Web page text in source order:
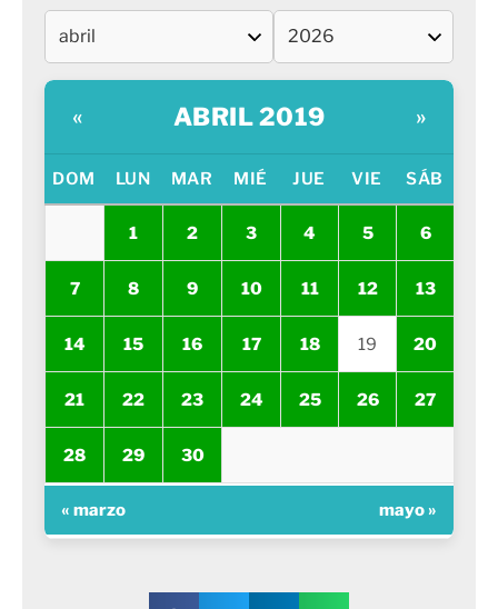
« ABRIL 2019 »
DOM LUN MAR MIÉ JUE VIE SÁB
1 2 3 4 5 6
7 8 9 10 11 12 13
14 15 16 17 18 19 20
21 22 23 24 25 26 27
28 29 30
« marzo mayo »